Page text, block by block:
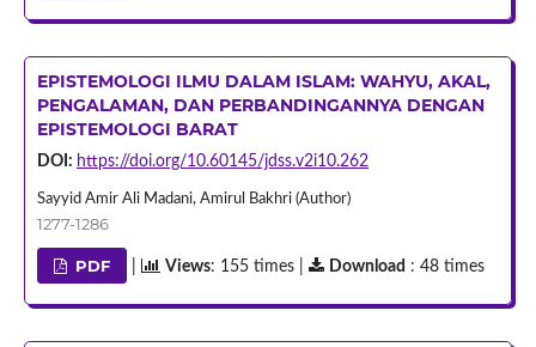
EPISTEMOLOGI ILMU DALAM ISLAM: WAHYU, AKAL,
PENGALAMAN, DAN PERBANDINGANNYA DENGAN
EPISTEMOLOGI BARAT
DOI: https://doi.org/10.60145/jdss.v2i10.262
Sayyid Amir Ali Madani, Amirul Bakhri (Author)
1277-1286
PDF Views: 155 times | Download : 48 times